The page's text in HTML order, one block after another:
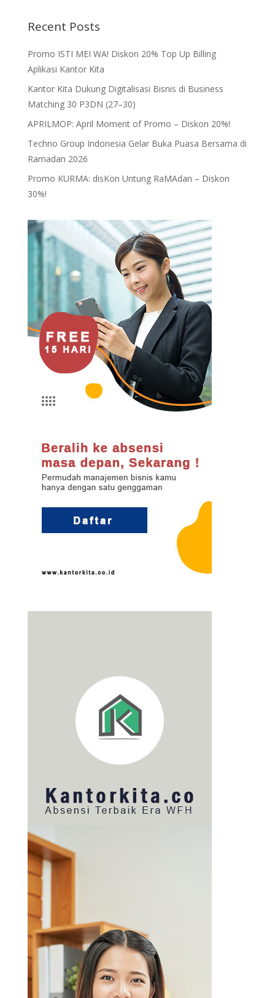
Recent Posts
Promo ISTI MEI WA! Diskon 20% Top Up Billing
Aplikasi Kantor Kita
Kantor Kita Dukung Digitalisasi Bisnis di Business
Matching 30 P3DN (27–30)
APRILMOP: April Moment of Promo – Diskon 20%!
Techno Group Indonesia Gelar Buka Puasa Bersama di
Ramadan 2026
Promo KURMA: disKon Untung RaMAdan – Diskon
30%!